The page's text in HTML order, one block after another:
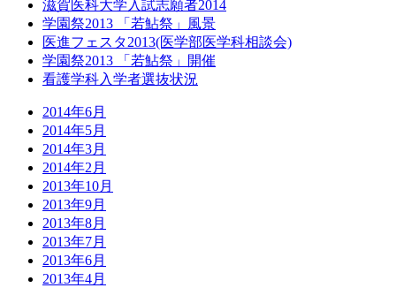
滋賀医科大学入試志願者2014
学園祭2013 「若鮎祭」風景
医進フェスタ2013(医学部医学科相談会)
学園祭2013 「若鮎祭」開催
看護学科入学者選抜状況
2014年6月
2014年5月
2014年3月
2014年2月
2013年10月
2013年9月
2013年8月
2013年7月
2013年6月
2013年4月